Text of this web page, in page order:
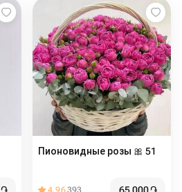
Пионовидные розы ️🎀 51
4.96393